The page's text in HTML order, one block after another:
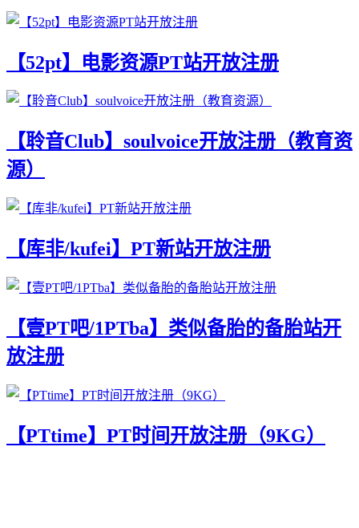
【52pt】电影资源PT站开放注册
【聆音Club】soulvoice开放注册（教育资
源）
【库非/kufei】PT新站开放注册
【壹PT吧/1PTba】类似备胎的备胎站开
放注册
【PTtime】PT时间开放注册（9KG）